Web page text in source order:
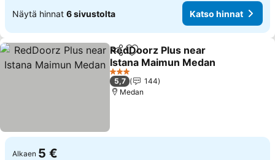
Näytä hinnat 6 sivustolta Katso hinnat
Jaa Lisää suosikkeihin
RedDoorz Plus near
Istana Maimun Medan
3 Tähtiluokitus
5,7
144
Medan
Alkaen 5 €